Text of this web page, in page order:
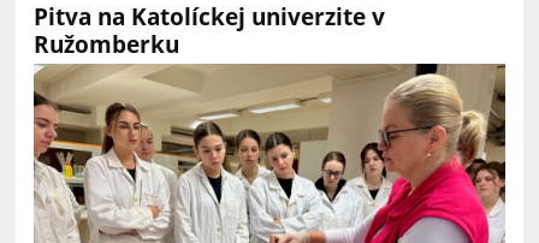
Pitva na Katolíckej univerzite v
Ružomberku